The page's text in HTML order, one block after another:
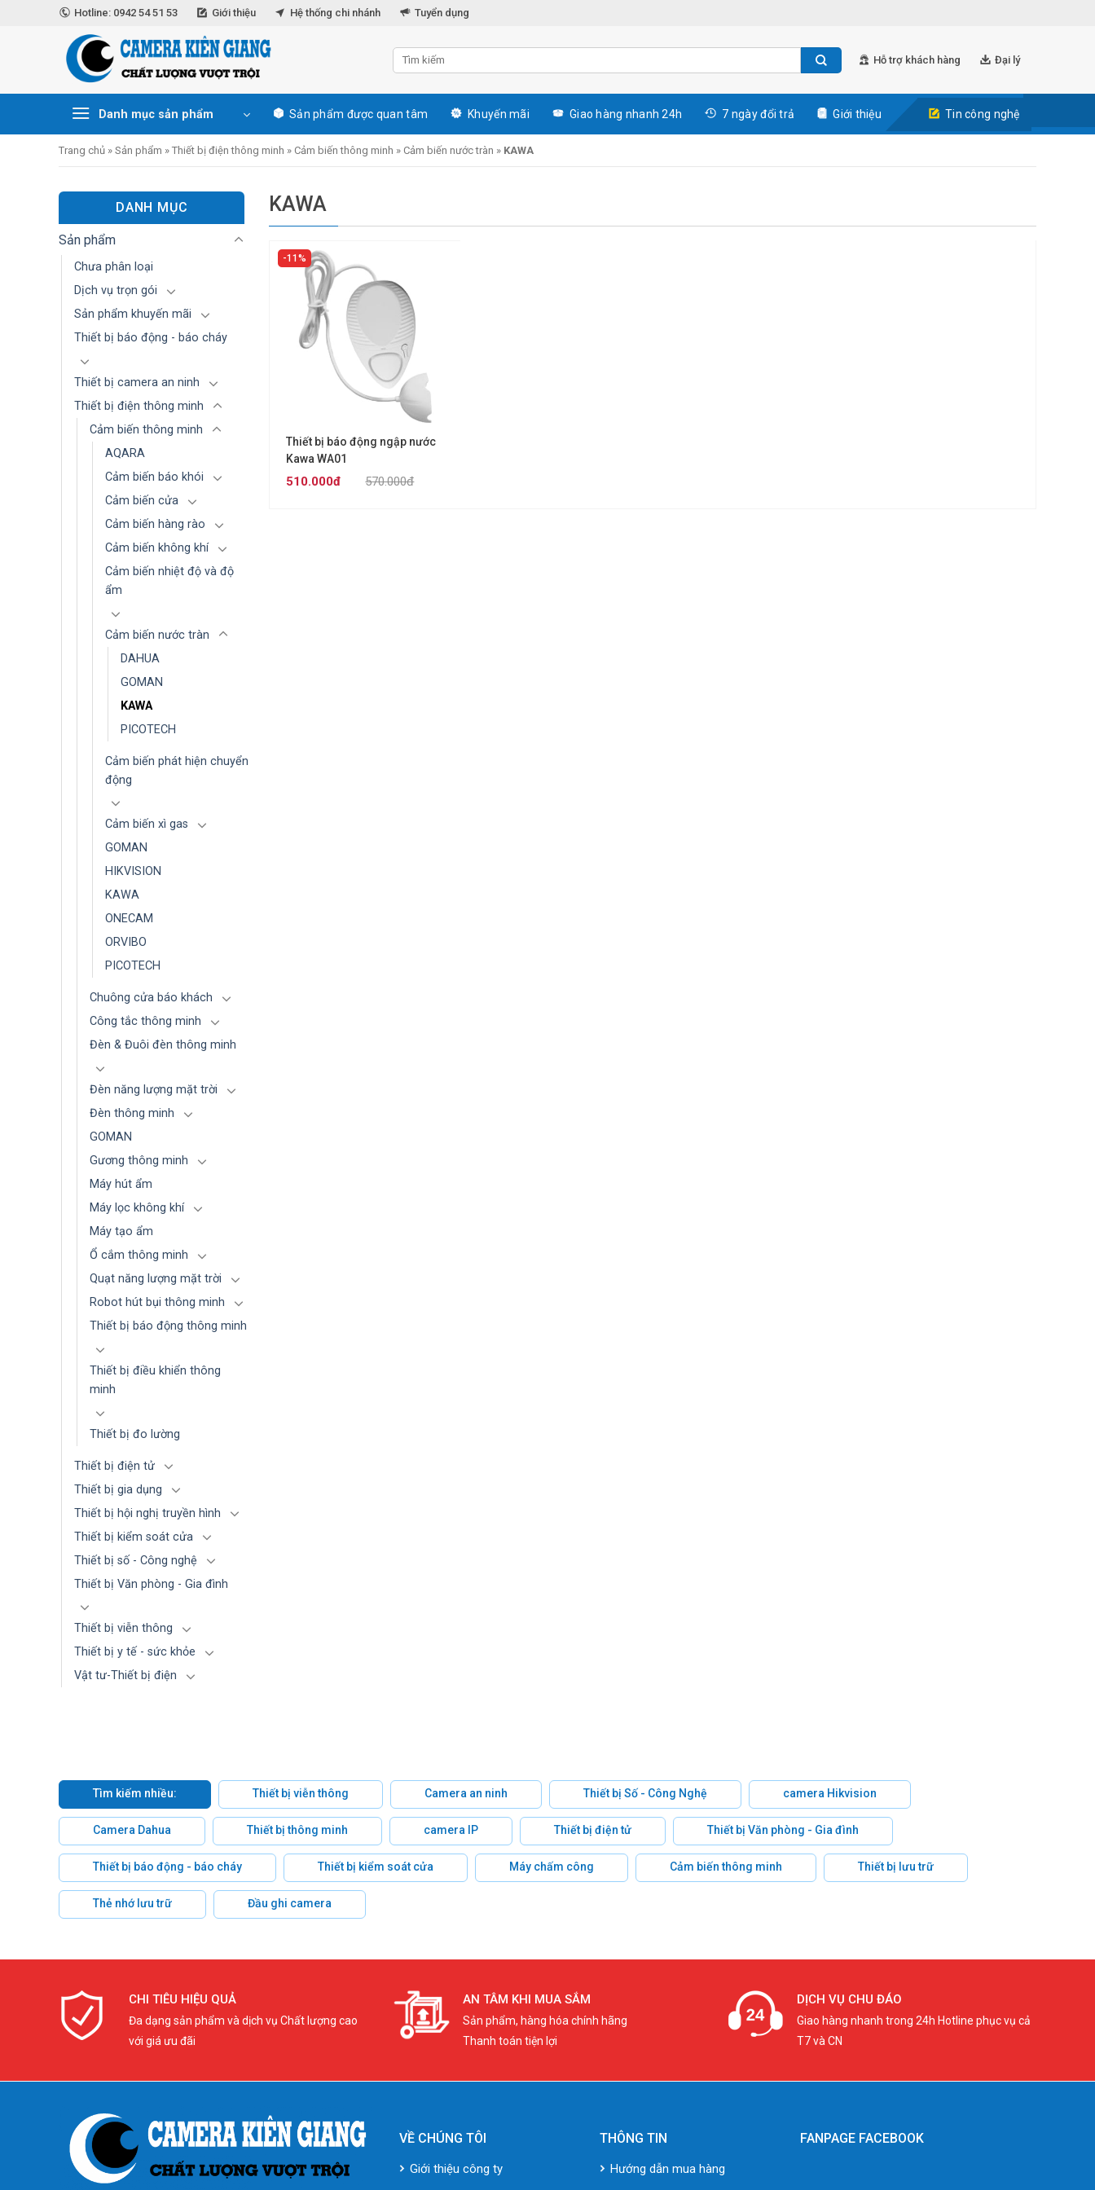
Hotline: 0942 54 51 53 Giới thiệu Hệ thống chi nhánh Tuyển dụng
Hỗ trợ khách hàng Đại lý
Danh mục sản phẩm Sản phẩm được quan tâm Khuyến mãi Giao hàng nhanh 24h 7 ngày đổi trả Giới thiệu Tin công nghệ
Trang chủ » Sản phẩm » Thiết bị điện thông minh » Cảm biến thông minh » Cảm biến nước tràn » KAWA
DANH MỤC
Sản phẩm
Chưa phân loại
Dịch vụ trọn gói
Sản phẩm khuyến mãi
Thiết bị báo động - báo cháy
Thiết bị camera an ninh
Thiết bị điện thông minh
Cảm biến thông minh
AQARA
Cảm biến báo khói
Cảm biến cửa
Cảm biến hàng rào
Cảm biến không khí
Cảm biến nhiệt độ và độ
ẩm
Cảm biến nước tràn
DAHUA
GOMAN
KAWA
PICOTECH
Cảm biến phát hiện chuyển
động
Cảm biến xì gas
GOMAN
HIKVISION
KAWA
ONECAM
ORVIBO
PICOTECH
Chuông cửa báo khách
Công tắc thông minh
Đèn & Đuôi đèn thông minh
Đèn năng lượng mặt trời
Đèn thông minh
GOMAN
Gương thông minh
Máy hút ẩm
Máy lọc không khí
Máy tạo ẩm
Ổ cắm thông minh
Quạt năng lượng mặt trời
Robot hút bụi thông minh
Thiết bị báo động thông minh
Thiết bị điều khiển thông
minh
Thiết bị đo lường
Thiết bị điện tử
Thiết bị gia dụng
Thiết bị hội nghị truyền hình
Thiết bị kiểm soát cửa
Thiết bị số - Công nghệ
Thiết bị Văn phòng - Gia đình
Thiết bị viễn thông
Thiết bị y tế - sức khỏe
Vật tư-Thiết bị điện
KAWA
11%
Thiết bị báo động ngập nước
Kawa WA01
570.000đ
510.000đ
Tìm kiếm nhiều: Thiết bị viễn thông Camera an ninh Thiết bị Số - Công Nghệ camera Hikvision
Camera Dahua Thiết bị thông minh camera IP Thiết bị điện tử Thiết bị Văn phòng - Gia đình
Thiết bị báo động - báo cháy Thiết bị kiểm soát cửa Máy chấm công Cảm biến thông minh Thiết bị lưu trữ
Thẻ nhớ lưu trữ Đầu ghi camera
CHI TIÊU HIỆU QUẢ
Đa dạng sản phẩm và dịch vụ Chất lượng cao
với giá ưu đãi
AN TÂM KHI MUA SẮM
Sản phẩm, hàng hóa chính hãng
Thanh toán tiện lợi
DỊCH VỤ CHU ĐÁO
Giao hàng nhanh trong 24h Hotline phục vụ cả
T7 và CN
VỀ CHÚNG TÔI
Giới thiệu công ty
THÔNG TIN
Hướng dẫn mua hàng
FANPAGE FACEBOOK